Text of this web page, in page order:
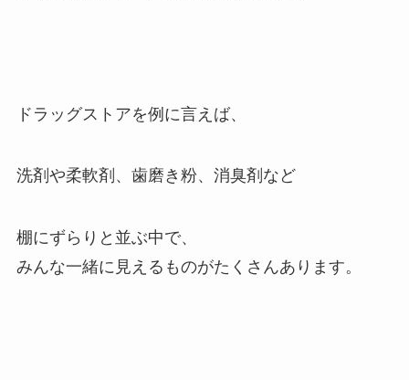
ドラッグストアを例に言えば、
洗剤や柔軟剤、歯磨き粉、消臭剤など
棚にずらりと並ぶ中で、
みんな一緒に見えるものがたくさんあります。